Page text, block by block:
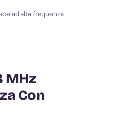
ad alta frequenza
MHz
Con